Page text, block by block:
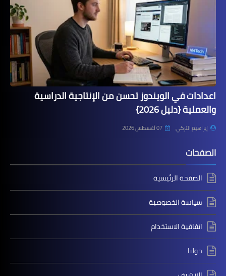
اعدادات في الويندوز تحسن من الإنتاجية الدراسية
والعملية {دليل 2026}
إبراهيم التركي 07 أغسطس 2026
الصفحات
الصفحة الرئيسية
سياسة الخصوصية
اتفاقية الاستخدام
حولنا